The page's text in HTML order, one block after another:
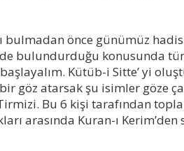
bulmadan önce günümüz
bulundurduğu konusunda
Kütüb-i Sitte’ yi
göz atarsak şu isimler göze
Bu 6 kişi tarafından
arasında Kuran-ı Kerim’den